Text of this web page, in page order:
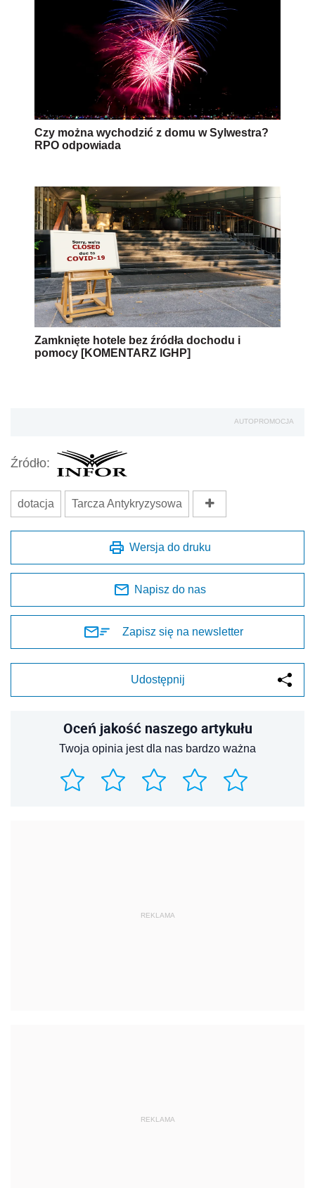
Czy można wychodzić z domu w Sylwestra?
RPO odpowiada
Zamknięte hotele bez źródła dochodu i
pomocy [KOMENTARZ IGHP]
AUTOPROMOCJA
Źródło:
dotacja Tarcza Antykryzysowa
Wersja do druku
Napisz do nas
Zapisz się na newsletter
Udostępnij
Oceń jakość naszego artykułu
Twoja opinia jest dla nas bardzo ważna
REKLAMA
REKLAMA